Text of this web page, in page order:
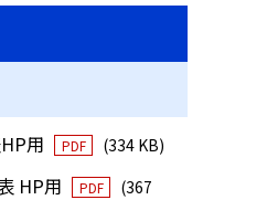
用 PDF (334 KB)
HP用 PDF
(367